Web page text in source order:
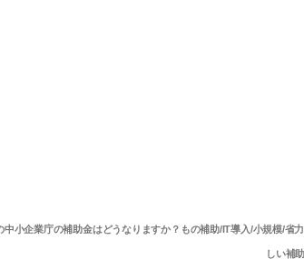
中小企業庁の補助金はどうなりますか？もの補助/IT導入/小規模/省
しい補